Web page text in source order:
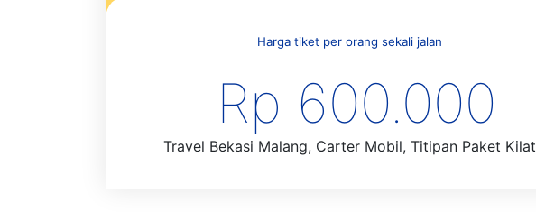
Harga tiket per orang sekali jalan
Rp 600.000
Travel Bekasi Malang, Carter Mobil, Titipan Paket Kilat